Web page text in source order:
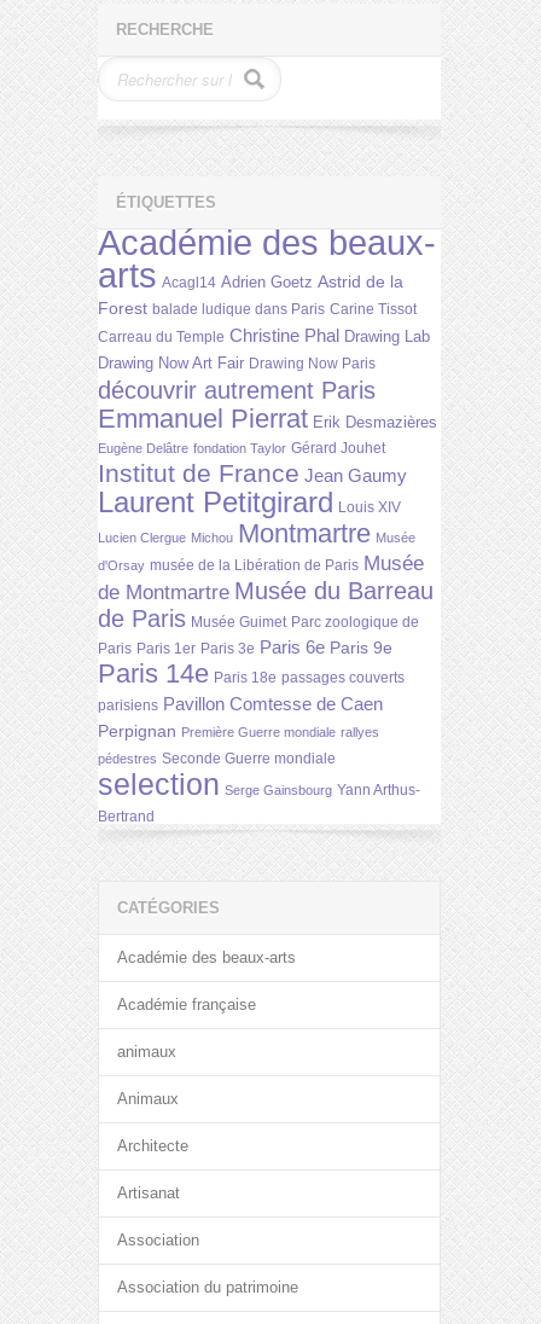
RECHERCHE
ÉTIQUETTES
Académie des beaux-
arts Acagl14 Adrien Goetz Astrid de la
Forest balade ludique dans Paris Carine Tissot
Carreau du Temple Christine Phal Drawing Lab
Drawing Now Art Fair Drawing Now Paris
découvrir autrement Paris
Emmanuel Pierrat Erik Desmazières
Eugène Delâtre fondation Taylor Gérard Jouhet
Institut de France Jean Gaumy
Laurent Petitgirard Louis XIV
Lucien Clergue Michou Montmartre Musée
d'Orsay musée de la Libération de Paris Musée
de Montmartre Musée du Barreau
de Paris Musée Guimet Parc zoologique de
Paris Paris 1er Paris 3e Paris 6e Paris 9e
Paris 14e Paris 18e passages couverts
parisiens Pavillon Comtesse de Caen
Perpignan Première Guerre mondiale rallyes
pédestres Seconde Guerre mondiale
selection Serge Gainsbourg Yann Arthus-
Bertrand
CATÉGORIES
Académie des beaux-arts
Académie française
animaux
Animaux
Architecte
Artisanat
Association
Association du patrimoine